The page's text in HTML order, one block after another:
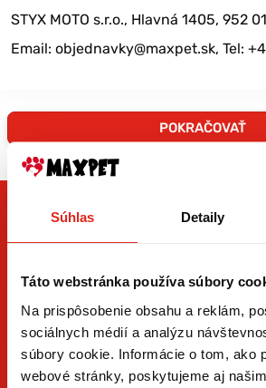
Súhlas Detaily
Táto webstránka používa súbory
Na prispôsobenie obsahu a reklám,
sociálnych médií a analýzu
súbory cookie. Informácie o tom, ako
webové stránky, poskytujeme aj
STYX MOTO s.r.o., Hlavná 1405, 952
Email: objednavky@maxpet.sk, Tel:
POKRAČOVAŤ
ZÍSKAJTE NOVINKY AKO